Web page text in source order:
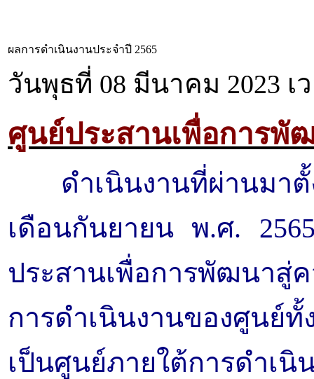
ผลการดำเนินงานประจำปี 2565
วันพุธที่ 08 มีนาคม 2023 เ
ศูนย์ประสานเพื่อการพั
ดำเนินงานที่ผ่านมา
เดือนกันยายน พ.ศ.
ประสานเพื่อการพัฒนา
การดำเนินงานของศูนย์
เป็นศูนย์ภายใต้การดำเ